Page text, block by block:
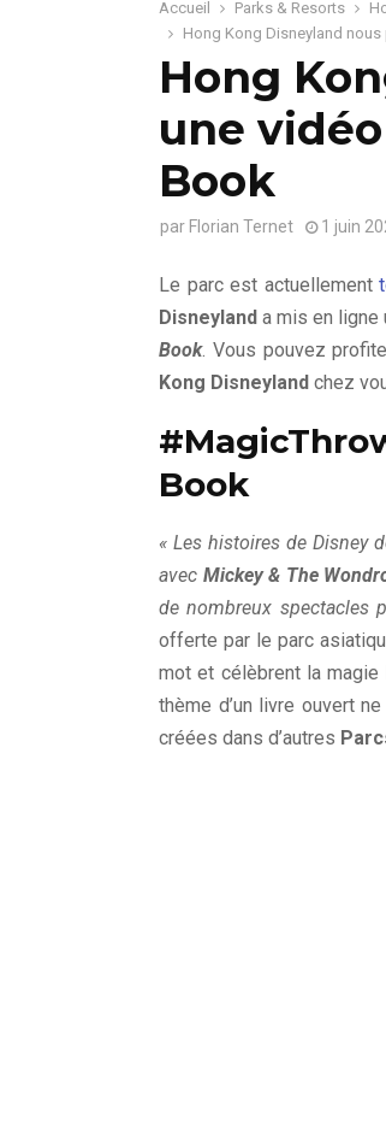
Accueil Parks & Resorts
Hong Kong Disneyland
Hong
une
Book
par Florian Ternet 1 juin
Le parc est actuellement
Disneyland a mis en ligne
Book. Vous pouvez
Kong Disneyland chez
Book
« Les histoires de Disney
avec Mickey & The
de nombreux spectacles
offerte par le parc
mot et célèbrent la magie
thème d’un livre ouvert
créées dans d’autres